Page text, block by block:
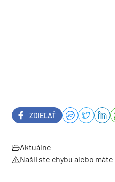
ZDIEĽAŤ
Aktuálne
Našli ste chybu alebo